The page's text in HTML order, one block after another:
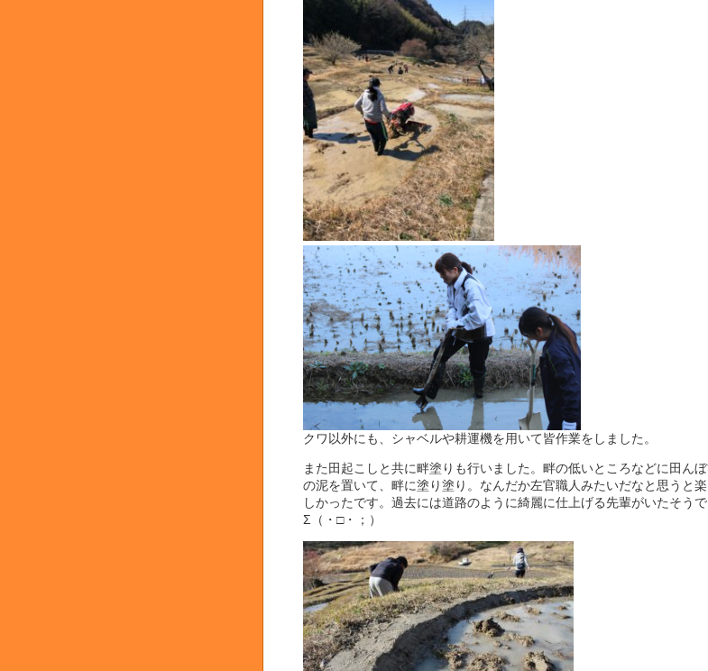
クワ以外にも、シャベルや耕運機を用いて皆作業をしました。
また田起こしと共に畔塗りも行いました。畔の低いところなどに田んぼ
の泥を置いて、畔に塗り塗り。なんだか左官職人みたいだなと思うと楽
しかったです。過去には道路のように綺麗に仕上げる先輩がいたそうで
Σ（・□・；）